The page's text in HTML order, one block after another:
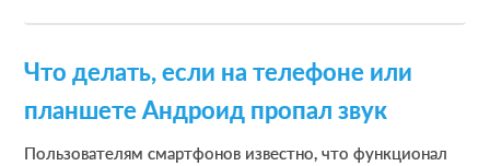
Что делать, если на телефоне или
планшете Андроид пропал звук
Пользователям смартфонов известно, что функционал